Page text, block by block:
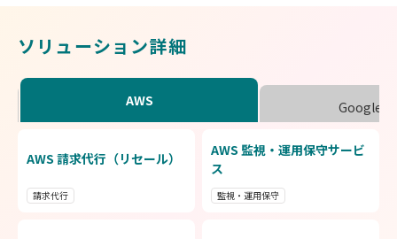
ソリューション詳細
AWS Google
AWS 請求代行（リセール）
請求代行
AWS 監視・運用保守サービ
ス
監視・運用保守